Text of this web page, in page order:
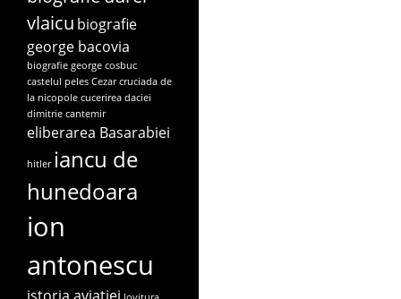
vlaicu biografie
george bacovia
biografie george cosbuc
castelul peles Cezar cruciada de
la nicopole cucerirea daciei
dimitrie cantemir
eliberarea Basarabiei
hitler iancu de
hunedoara
ion
antonescu